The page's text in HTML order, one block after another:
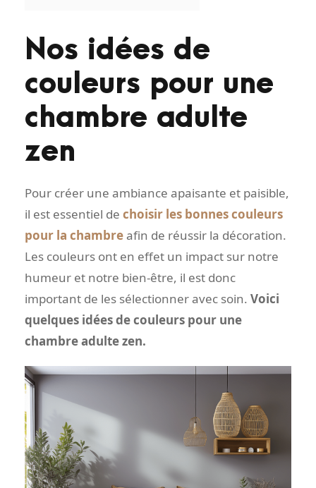
Nos idées de
couleurs pour une
chambre adulte
zen
Pour créer une ambiance apaisante et paisible,
il est essentiel de choisir les bonnes couleurs
pour la chambreafin de réussir la décoration.
Les couleurs ont en effet un impact sur notre
humeur et notre bien-être, il est donc
important de les sélectionner avec soin. Voici
quelques idées de couleurs pour une
chambre adulte zen.